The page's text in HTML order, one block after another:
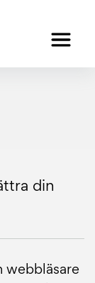
din
webbläsare